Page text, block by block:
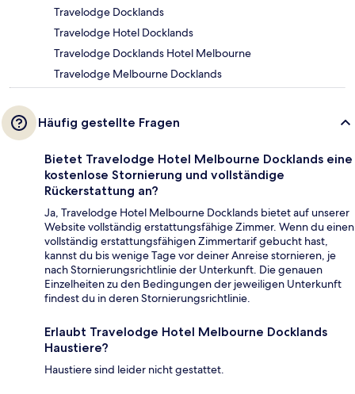
Travelodge Docklands
Travelodge Hotel Docklands
Travelodge Docklands Hotel Melbourne
Travelodge Melbourne Docklands
Häufig gestellte Fragen
Bietet Travelodge Hotel Melbourne Docklands eine
kostenlose Stornierung und vollständige
Rückerstattung an?
Ja, Travelodge Hotel Melbourne Docklands bietet auf unserer
Website vollständig erstattungsfähige Zimmer. Wenn du einen
vollständig erstattungsfähigen Zimmertarif gebucht hast,
kannst du bis wenige Tage vor deiner Anreise stornieren, je
nach Stornierungsrichtlinie der Unterkunft. Die genauen
Einzelheiten zu den Bedingungen der jeweiligen Unterkunft
findest du in deren Stornierungsrichtlinie.
Erlaubt Travelodge Hotel Melbourne Docklands
Haustiere?
Haustiere sind leider nicht gestattet.